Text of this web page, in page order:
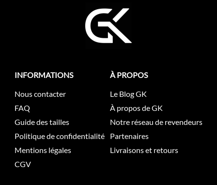
INFORMATIONS
Nous contacter
FAQ
Guide des tailles
Politique de confidentialité
Mentions légales
CGV
À PROPOS
Le Blog GK
À propos de GK
Notre réseau de revendeurs
Partenaires
Livraisons et retours